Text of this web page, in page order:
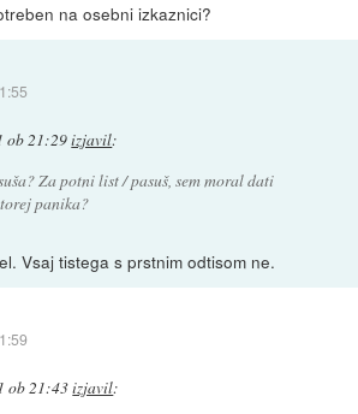
na osebni izkaznici?
ob 21:29izjavil:
Za potni list / pasuš, sem moral dati
panika?
Vsaj tistega s prstnim odtisom ne.
ob 21:43izjavil: